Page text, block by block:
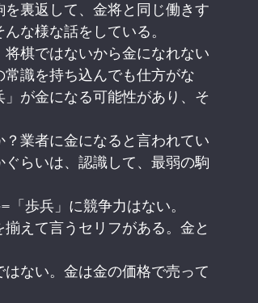
を裏返して、金将と同じ働きす
な様な話をしている。
棋ではないから金になれない
識を持ち込んでも仕方がな
が金になる可能性があり、そ
業者に金になると言われてい
らいは、認識して、最弱の駒
歩兵」に競争力はない。
えて言うセリフがある。金と
ない。金は金の価格で売って